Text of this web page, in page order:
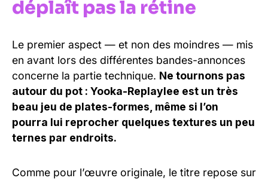
déplaît pas la rétine
Le premier aspect — et non des moindres — mis
en avant lors des différentes bandes-annonces
concerne la partie technique. Ne tournons pas
autour du pot : Yooka-Replaylee est un très
beau jeu de plates-formes, même si l’on
pourra lui reprocher quelques textures un peu
ternes par endroits.
Comme pour l’œuvre originale, le titre repose sur